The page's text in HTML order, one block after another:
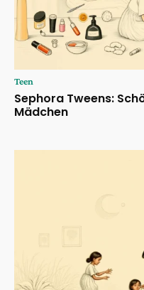
Teen
Sephora Tweens:
Mädchen